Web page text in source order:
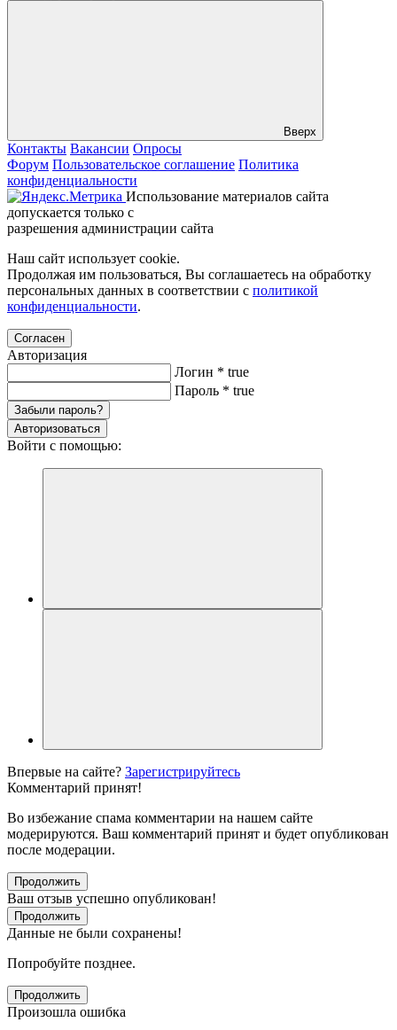
Вверх
Контакты Вакансии Опросы
Форум Пользовательское соглашение Политика
конфиденциальности
Использование материалов сайта
допускается только с
разрешения администрации сайта
Наш сайт использует cookie.
Продолжая им пользоваться, Вы соглашаетесь на обработку
персональных данных в соответствии с политикой
конфиденциальности.
Согласен
Авторизация
Логин * true
Пароль * true
Забыли пароль?
Авторизоваться
Войти с помощью:
Впервые на сайте? Зарегистрируйтесь
Комментарий принят!
Во избежание спама комментарии на нашем сайте
модерируются. Ваш комментарий принят и будет опубликован
после модерации.
Продолжить
Ваш отзыв успешно опубликован!
Продолжить
Данные не были сохранены!
Попробуйте позднее.
Продолжить
Произошла ошибка